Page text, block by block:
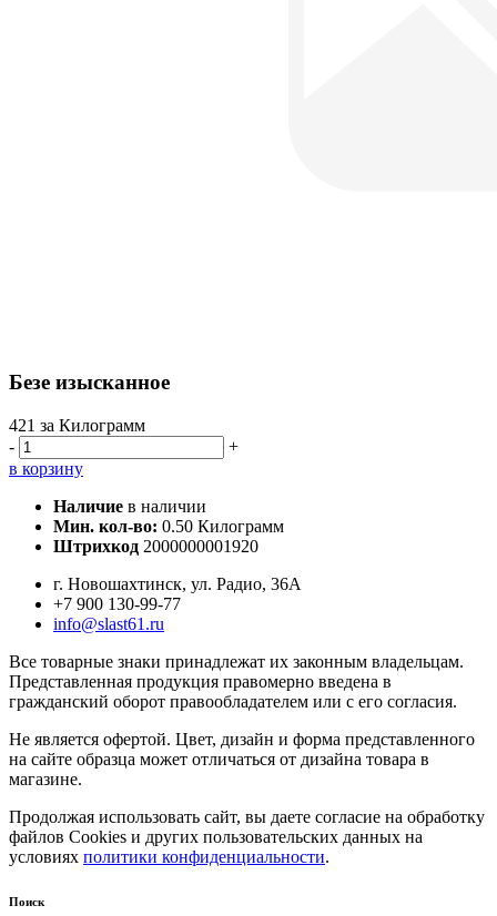
Безе изысканное
421 за Килограмм
-
+
в корзину
Наличие в наличии
Мин. кол-во: 0.50 Килограмм
Штрихкод 2000000001920
г. Новошахтинск, ул. Радио, 36А
+7 900 130-99-77
info@slast61.ru
Все товарные знаки принадлежат их законным владельцам.
Представленная продукция правомерно введена в
гражданский оборот правообладателем или с его согласия.
Не является офертой. Цвет, дизайн и форма представленного
на сайте образца может отличаться от дизайна товара в
магазине.
Продолжая использовать сайт, вы даете согласие на обработку
файлов Cookies и других пользовательских данных на
условиях политики конфиденциальности.
Поиск